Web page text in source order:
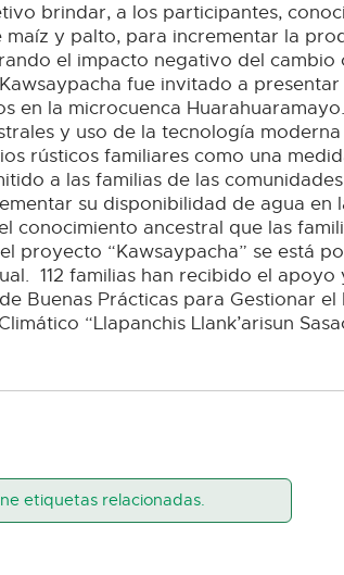
brindar, a los participantes,
y palto, para incrementar la
el impacto negativo del cambio
fue invitado a
en la microcuenca
y uso de la tecnología
rústicos familiares como una
a las familias de las
su disponibilidad de agua en
conocimiento ancestral que las
proyecto “Kawsaypacha” se está
112 familias han recibido el apoyo
Buenas Prácticas para Gestionar el
“Llapanchis Llank’arisun
etiquetas relacionadas.